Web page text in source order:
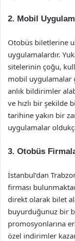
2. Mobil
Otobüs biletlerine
uygulamalardır.
sitelerinin çoğu,
mobil uygulamalar
anlık bildirimler
ve hızlı bir şekilde
tarihine yakın bir
uygulamalar
3. Otobüs
İstanbul’dan
firması
direkt olarak bilet
buyurduğunuz bir
promosyonlarına
özel indirimler